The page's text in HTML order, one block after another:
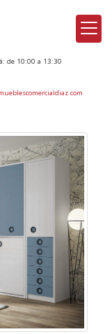
de 10:00 a 13:30